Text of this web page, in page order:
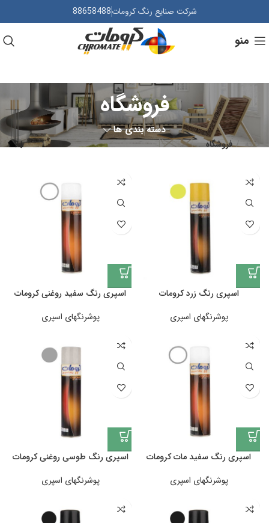
شرکت صنایع رنگ کرومات88658488
منو
فروشگاه
دسته بندی ها
خانه فروشگاه
اسپری رنگ زرد کرومات
پوشرنگهای اسپری
اسپری رنگ سفید روغنی کرومات
پوشرنگهای اسپری
اسپری رنگ سفید مات کرومات
پوشرنگهای اسپری
اسپری رنگ طوسی روغنی کرومات
پوشرنگهای اسپری